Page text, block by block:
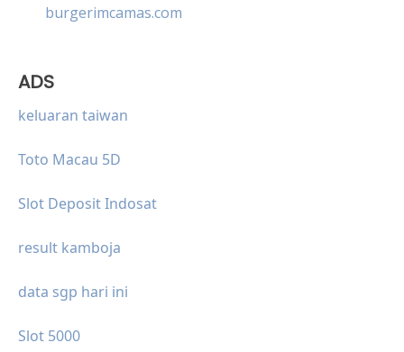
burgerimcamas.com
ADS
keluaran taiwan
Toto Macau 5D
Slot Deposit Indosat
result kamboja
data sgp hari ini
Slot 5000